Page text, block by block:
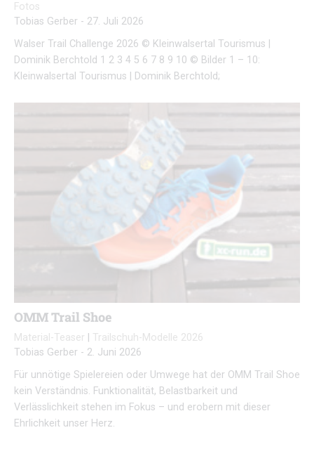
Fotos
Tobias Gerber - 27. Juli 2026
Walser Trail Challenge 2026 © Kleinwalsertal Tourismus |
Dominik Berchtold 1 2 3 4 5 6 7 8 9 10 © Bilder 1 – 10:
Kleinwalsertal Tourismus | Dominik Berchtold;
OMM Trail Shoe
Material-Teaser
Trailschuh-Modelle 2026
Tobias Gerber - 2. Juni 2026
Für unnötige Spielereien oder Umwege hat der OMM Trail Shoe
kein Verständnis. Funktionalität, Belastbarkeit und
Verlässlichkeit stehen im Fokus – und erobern mit dieser
Ehrlichkeit unser Herz.